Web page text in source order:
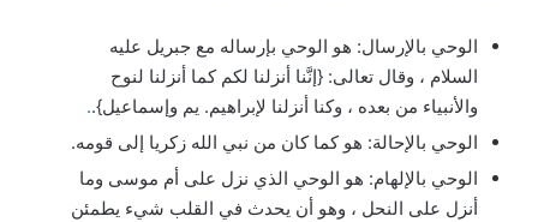
الوحي بالإرسال: هو الوحي بإرساله مع جبريل عليه
السلام ، وقال تعالى: {إنَّنا أنزلنا لكم كما أنزلنا لنوح
والأنبياء من بعده ، وكنا أنزلنا لإبراهيم. يم وإسماعيل}..
الوحي بالإحالة: هو كما كان من نبي الله زكريا إلى قومه.
الوحي بالإلهام: هو الوحي الذي نزل على أم موسى وما
أنزل على النحل ، وهو أن يحدث في القلب شيء يطمئن